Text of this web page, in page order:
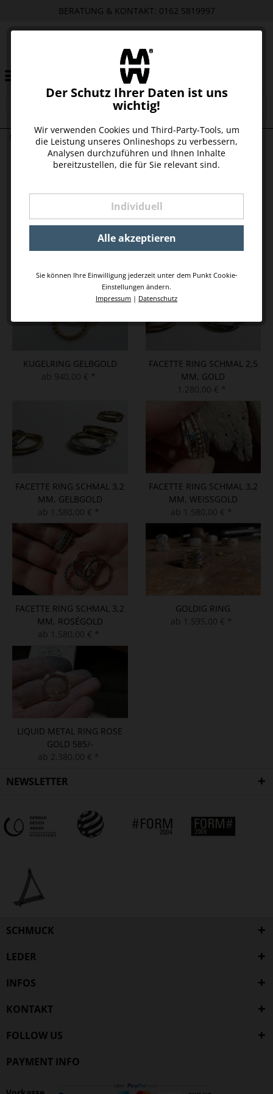
BERATUNG & KONTAKT: 0162 5819997
Der Schutz Ihrer Daten ist uns
wichtig!
Wir verwenden Cookies und Third-Party-Tools, um
die Leistung unseres Onlineshops zu verbessern,
Analysen durchzuführen und Ihnen Inhalte
bereitzustellen, die für Sie relevant sind.
Individuell
Alle akzeptieren
Sie können Ihre Einwilligung jederzeit unter dem Punkt Cookie-
Einstellungen ändern.
Impressum | Datenschutz
GOLD
KUGELRING ROSÉGOLD
KUGELRING WEISSGOLD
KUGELRING GELBGOLD
ab 940,00 € *
FACETTE RING SCHMAL 2,5
MM, GOLD
1.280,00 € *
FACETTE RING SCHMAL 3,2
MM, GELBGOLD
ab 1.580,00 € *
FACETTE RING SCHMAL 3,2
MM, WEISSGOLD
ab 1.580,00 € *
FACETTE RING SCHMAL 3,2
MM, ROSÉGOLD
ab 1.580,00 € *
GOLDIG RING
ab 1.595,00 € *
LIQUID METAL RING ROSE
GOLD 585/-
ab 2.380,00 € *
NEWSLETTER
SCHMUCK
LEDER
INFOS
KONTAKT
FOLLOW US
PAYMENT INFO